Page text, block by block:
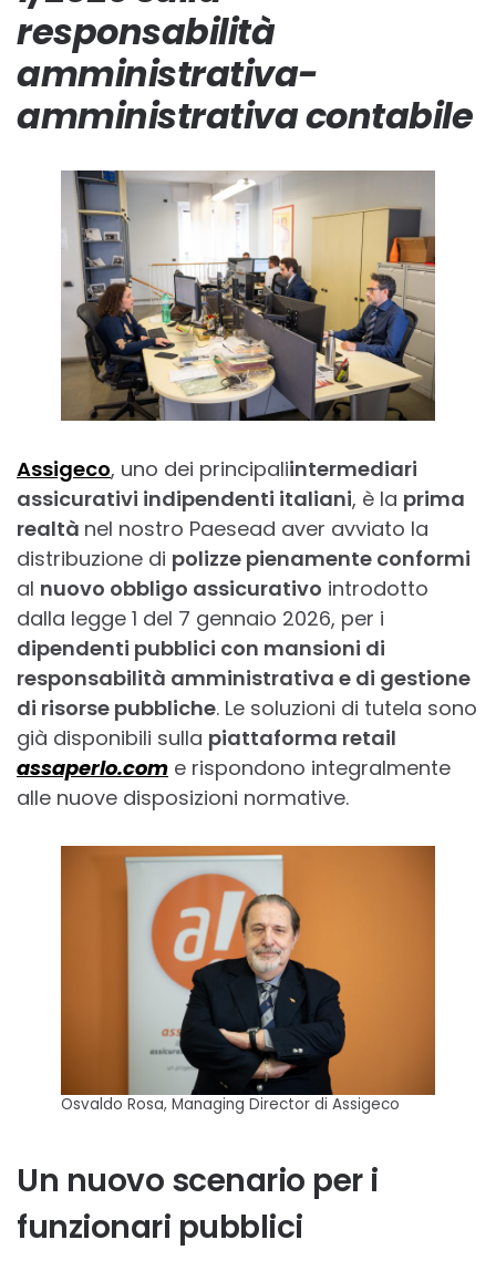
responsabilità
amministrativa-
amministrativa contabile
Assigeco, uno dei principaliintermediari
assicurativi indipendenti italiani, è la prima
realtà nel nostro Paesead aver avviato la
distribuzione di polizze pienamente conformi
al nuovo obbligo assicurativo introdotto
dalla legge 1 del 7 gennaio 2026, per i
dipendenti pubblici con mansioni di
responsabilità amministrativa e di gestione
di risorse pubbliche. Le soluzioni di tutela sono
già disponibili sulla piattaforma retail
assaperlo.com e rispondono integralmente
alle nuove disposizioni normative.
Osvaldo Rosa, Managing Director di Assigeco
Un nuovo scenario per i
funzionari pubblici